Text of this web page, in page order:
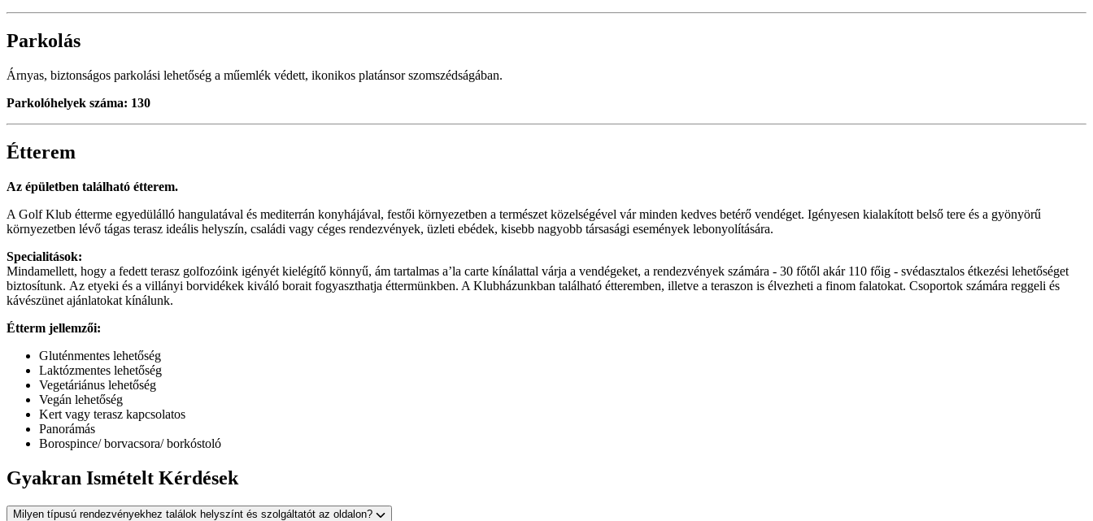
Parkolás
Árnyas, biztonságos parkolási lehetőség a műemlék védett, ikonikos platánsor szomszédságában.
Parkolóhelyek száma: 130
Étterem
Az épületben található étterem.
A Golf Klub étterme egyedülálló hangulatával és mediterrán konyhájával, festői környezetben a természet közelségével vár minden kedves betérő vendéget. Igényesen kialakított belső tere és a gyönyörű
környezetben lévő tágas terasz ideális helyszín, családi vagy céges rendezvények, üzleti ebédek, kisebb nagyobb társasági események lebonyolítására.
Specialitások:
Mindamellett, hogy a fedett terasz golfozóink igényét kielégítő könnyű, ám tartalmas a’la carte kínálattal várja a vendégeket, a rendezvények számára - 30 főtől akár 110 főig - svédasztalos étkezési lehetőséget
biztosítunk. Az etyeki és a villányi borvidékek kiváló borait fogyaszthatja éttermünkben. A Klubházunkban található étteremben, illetve a teraszon is élvezheti a finom falatokat. Csoportok számára reggeli és
kávészünet ajánlatokat kínálunk.
Étterm jellemzői:
Gluténmentes lehetőség
Laktózmentes lehetőség
Vegetáriánus lehetőség
Vegán lehetőség
Kert vagy terasz kapcsolatos
Panorámás
Borospince/ borvacsora/ borkóstoló
Gyakran Ismételt Kérdések
Milyen típusú rendezvényekhez találok helyszínt és szolgáltatót az oldalon?